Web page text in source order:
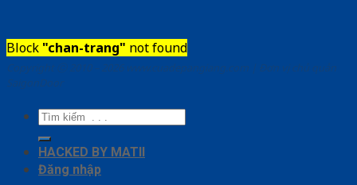
Block "chan-trang" not found
Copyright ⓒ 2010 – 2026 www.cuadepangiang.com | Đơn vị chủ quản
SaigonDoor
Tìm
kiếm:
HACKED BY MATII
Đăng nhập